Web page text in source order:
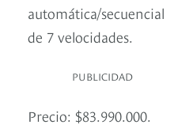
automática/secuencial
de 7 velocidades.
PUBLICIDAD
Precio: $83.990.000.